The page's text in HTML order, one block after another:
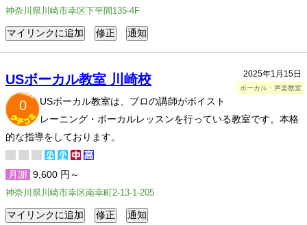
神奈川県川崎市幸区下平間135-4F
2025年1月15日
ボーカル・声楽教室
USボーカル教室 川崎校
0
USボーカル教室は、プロの講師がボイスト
レーニング・ボーカルレッスンを行っている教室です。本格
的な指導をしております。
月謝 9,600 円～
神奈川県川崎市幸区南幸町2-13-1-205